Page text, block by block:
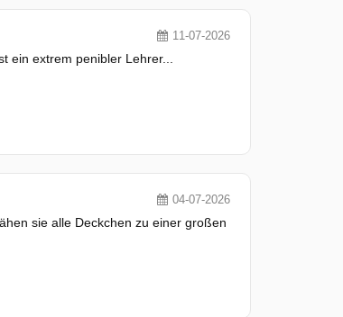
11-07-2026
ein extrem penibler Lehrer...
04-07-2026
sie alle Deckchen zu einer großen